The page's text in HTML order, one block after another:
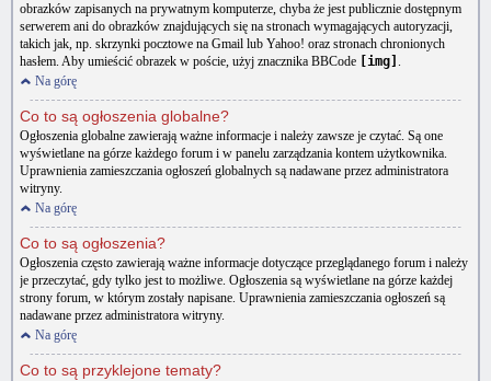
obrazków zapisanych na prywatnym komputerze, chyba że jest publicznie dostępnym
serwerem ani do obrazków znajdujących się na stronach wymagających autoryzacji,
takich jak, np. skrzynki pocztowe na Gmail lub Yahoo! oraz stronach chronionych
hasłem. Aby umieścić obrazek w poście, użyj znacznika BBCode
[img] .
Na górę
Co to są ogłoszenia globalne?
Ogłoszenia globalne zawierają ważne informacje i należy zawsze je czytać. Są one
wyświetlane na górze każdego forum i w panelu zarządzania kontem użytkownika.
Uprawnienia zamieszczania ogłoszeń globalnych są nadawane przez administratora
witryny.
Na górę
Co to są ogłoszenia?
Ogłoszenia często zawierają ważne informacje dotyczące przeglądanego forum i należy
je przeczytać, gdy tylko jest to możliwe. Ogłoszenia są wyświetlane na górze każdej
strony forum, w którym zostały napisane. Uprawnienia zamieszczania ogłoszeń są
nadawane przez administratora witryny.
Na górę
Co to są przyklejone tematy?